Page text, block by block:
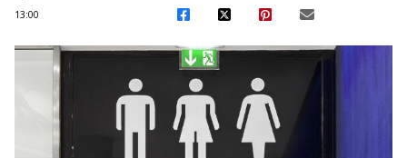
13:00